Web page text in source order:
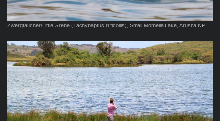
Zwergtaucher/Little Grebe (Tachybaptus ruficollis), Small Momella Lake, Arusha NP